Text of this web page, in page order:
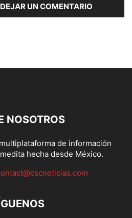
UN COMENTARIO
NOSOTROS
de información
hecha desde México.